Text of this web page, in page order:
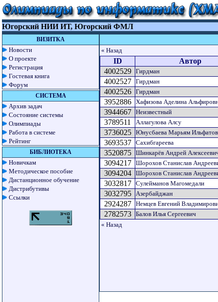
Югорский НИИ ИТ, Югорский ФМЛ
ВИЗИТКА
Новости
О проекте
Регистрация
Гостевая книга
Форум
СИСТЕМА
Архив задач
Состояние системы
Олимпиады
Работа в системе
Рейтинг
БИБЛИОТЕКА
Новичкам
Методическое пособие
Дистанционное обучение
Дистрибутивы
Ссылки
« Назад
ID
Автор
4002529
Гирдман
4002527 Гирдман
4002526 Гирдман
3952886 Хафизова Аделина
3944667 Неизвестный
3789511 Аллагулова Алсу
3736025 Юнусбаева Марьям
3693537 Сахибгареева
3520875 Шинкарёв Андрей
3094217 Шорохов Станислав
3094204 Шорохов Станислав
3032817 Сулейманов Магомедали
3032795 Азербайджан
2924287 Немцев Евгений
2782573
Балов Илья Сергеевич
« Назад